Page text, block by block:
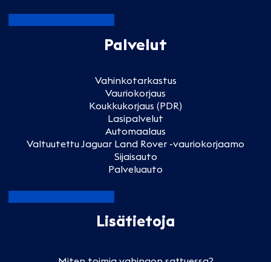
Palvelut
Vahinkotarkastus
Vauriokorjaus
Koukkukorjaus (PDR)
Lasipalvelut
Automaalaus
Valtuutettu Jaguar Land Rover -vauriokorjaamo
Sijaisauto
Palveluauto
Lisätietoja